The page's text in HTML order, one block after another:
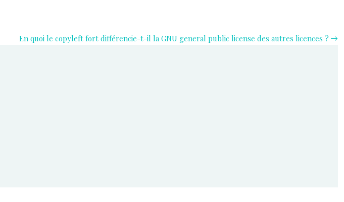
En quoi le copyleft fort différencie-t-il la GNU general public license des autres licences ?